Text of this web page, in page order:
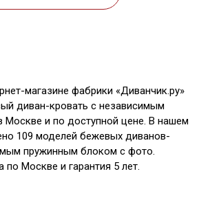
магазине фабрики «Диванчик.ру»
диван-кровать с независимым
и по доступной цене. В нашем
109 моделей бежевых диванов-
пружинным блоком с фото.
по Москве и гарантия 5 лет.